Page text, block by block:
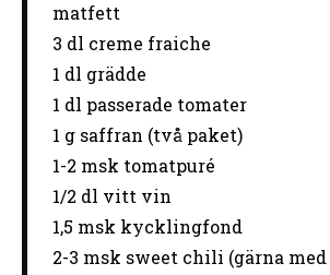
matfett
3 dl creme fraiche
1 dl grädde
1 dl passerade tomater
1 gsaffran (två paket)
1-2 msk tomatpuré
1/2 dl vitt vin
1,5 msk kycklingfond
2-3 msk sweet chili (gärna